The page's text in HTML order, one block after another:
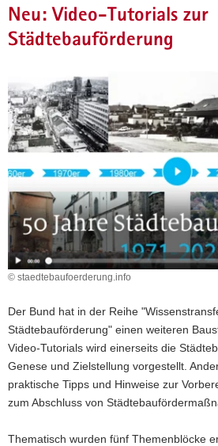
Neu: Video-Tutorials zur
Städtebauförderung
© staedtebaufoerderung.info
Der Bund hat in der Reihe
Städtebauförderung" einen weiteren
Video-Tutorials wird einerseits die
Genese und Zielstellung vorgestellt.
praktische Tipps und Hinweise zur
zum Abschluss von
Thematisch wurden fünf Themenblöcke